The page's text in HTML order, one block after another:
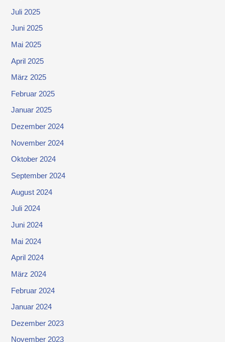
Juli 2025
Juni 2025
Mai 2025
April 2025
März 2025
Februar 2025
Januar 2025
Dezember 2024
November 2024
Oktober 2024
September 2024
August 2024
Juli 2024
Juni 2024
Mai 2024
April 2024
März 2024
Februar 2024
Januar 2024
Dezember 2023
November 2023